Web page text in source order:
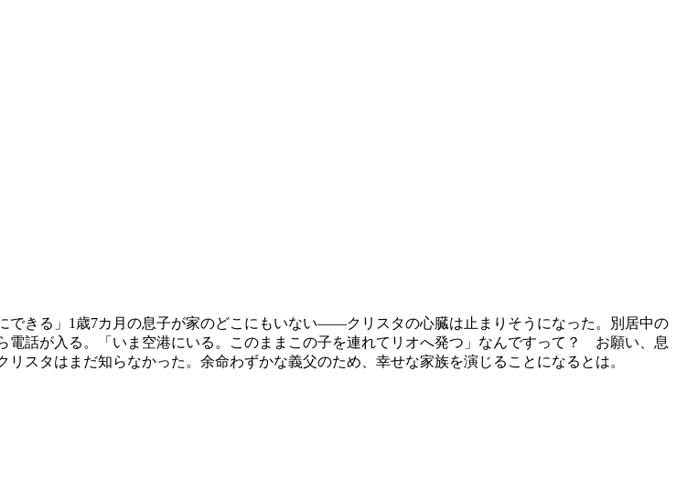
できる」1歳7カ月の息子が家のどこにもいない――クリスタの心臓は止まりそうになった。別居中の
話が入る。「いま空港にいる。このままこの子を連れてリオへ発つ」なんですって？ お願い、息
スタはまだ知らなかった。余命わずかな義父のため、幸せな家族を演じることになるとは。